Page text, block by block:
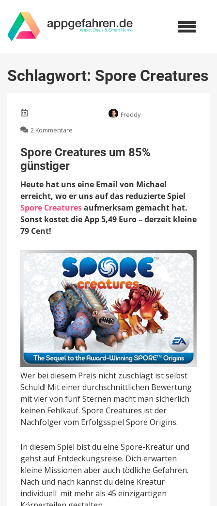
Schlagwort: Spore Creatures
Freddy
2 Kommentare
Creatures
um
Spore Creatures um 85%
günstiger
Heute hat uns eine Email von Michael
erreicht, wo er uns auf das reduzierte Spiel
Spore Creaturesaufmerksam gemacht hat.
Sonst kostet die App 5,49 Euro – derzeit kleine
79 Cent!
Wer bei diesem Preis nicht zuschlägt ist selbst
Schuld! Mit einer durchschnittlichen Bewertung
mit vier von fünf Sternen macht man sicherlich
keinen Fehlkauf. Spore Creatures ist der
Nachfolger vom Erfolgsspiel Spore Origins.
In diesem Spiel bist du eine Spore-Kreatur und
gehst auf Entdeckungsreise. Dich erwarten
kleine Missionen aber auch tödliche Gefahren.
Nach und nach kannst du deine Kreatur
individuell mit mehr als 45 einzigartigen